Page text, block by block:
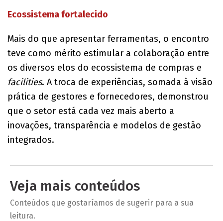
Ecossistema fortalecido
Mais do que apresentar ferramentas, o encontro
teve como mérito estimular a colaboração entre
os diversos elos do ecossistema de compras e
facilities. A troca de experiências, somada à visão
prática de gestores e fornecedores, demonstrou
que o setor está cada vez mais aberto a
inovações, transparência e modelos de gestão
integrados.
Veja mais conteúdos
Conteúdos que gostaríamos de sugerir para a sua
leitura.